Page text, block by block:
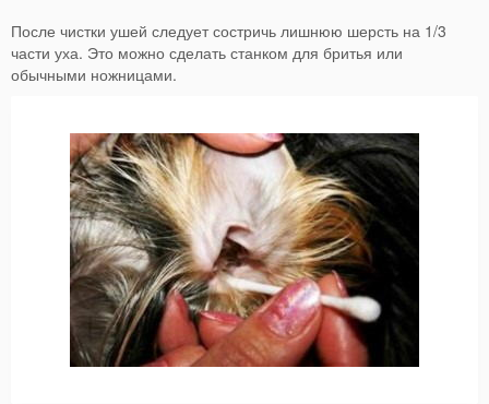
После чистки ушей следует состричь лишнюю шерсть на 1/3
части уха. Это можно сделать станком для бритья или
обычными ножницами.